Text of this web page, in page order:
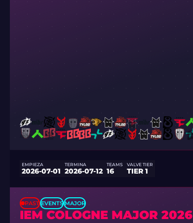
EMPIEZA
2026-07-01
TERMINA
2026-07-12
TEAMS
16
VALVE TIER
TIER 1
PAST EVENTS MAJOR
IEM COLOGNE MAJOR 2026